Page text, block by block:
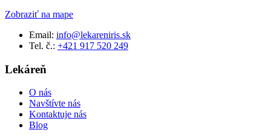
Zobraziť na mape
Email: info@lekareniris.sk
Tel. č.: +421 917 520 249
Lekáreň
O nás
Navštívte nás
Kontaktuje nás
Blog